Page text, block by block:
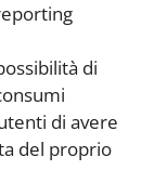
di
di avere
del proprio